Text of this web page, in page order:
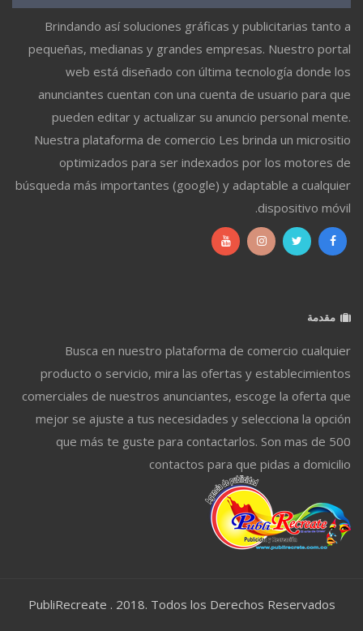
Brindando así soluciones gráficas y publicitarias tanto a
pequeñas, medianas y grandes empresas. Nuestro portal
web está diseñado con última tecnología donde los
anunciantes cuentan con una cuenta de usuario para que
pueden editar y actualizar su anuncio personal mente.
Nuestra plataforma de comercio Les brinda un micrositio
optimizados para ser indexados por los motores de
búsqueda más importantes (google) y adaptable a cualquier
dispositivo móvil.
مقدمة
Busca en nuestro plataforma de comercio cualquier
producto o servicio, mira las ofertas y establecimientos
comerciales de nuestros anunciantes, escoge la oferta que
mejor se ajuste a tus necesidades y selecciona la opción
que más te guste para contactarlos. Son mas de 500
contactos para que pidas a domicilio
PubliRecreate . 2018. Todos los Derechos Reservados